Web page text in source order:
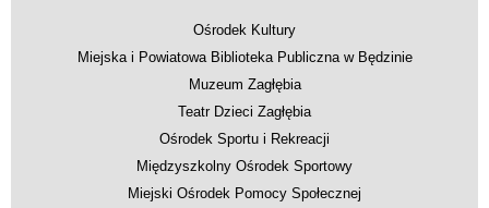
Ośrodek Kultury
Miejska i Powiatowa Biblioteka Publiczna w Będzinie
Muzeum Zagłębia
Teatr Dzieci Zagłębia
Ośrodek Sportu i Rekreacji
Międzyszkolny Ośrodek Sportowy
Miejski Ośrodek Pomocy Społecznej